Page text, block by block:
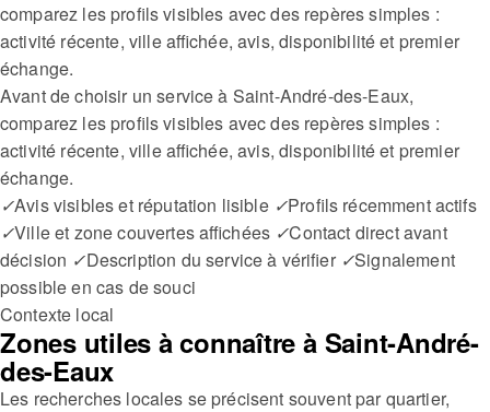
comparez les profils visibles avec des repères simples :
activité récente, ville affichée, avis, disponibilité et premier
échange.
Avant de choisir un service à Saint-André-des-Eaux,
comparez les profils visibles avec des repères simples :
activité récente, ville affichée, avis, disponibilité et premier
échange.
✓Avis visibles et réputation lisible ✓Profils récemment actifs
✓Ville et zone couvertes affichées ✓Contact direct avant
décision ✓Description du service à vérifier ✓Signalement
possible en cas de souci
Contexte local
Zones utiles à connaître à Saint-André-
des-Eaux
Les recherches locales se précisent souvent par quartier,